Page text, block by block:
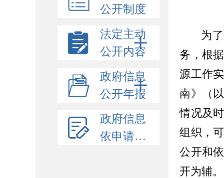
公开制度
法定主动
公开内容
政府信息
公开年报
政府信息
依申请公开
为
务，根
源工作
南》（
情况及
组织，
公开和
开为辅。